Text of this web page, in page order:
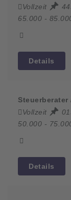
Vollzeit
65.000 -
Details
Vollzeit
50.000 -
Details